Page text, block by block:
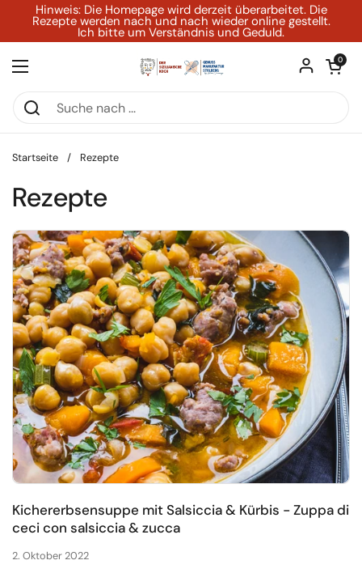
Zum Inhalt springen
Hinweis: Die Homepage wird derzeit überarbeitet. Die
Rezepte werden nach und nach wieder online gestellt.
Ich bitte um Verständnis und Geduld.
Menü öffnen
Warenkorb
0
Startseite / Rezepte
Rezepte
Kichererbsensuppe mit Salsiccia & Kürbis - Zuppa di
ceci con salsiccia & zucca
2. Oktober 2022